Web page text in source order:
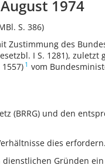
1974
S. 386)
des
I S. 1281),
1 vom
(BRRG) und den
dies erfordern.
Gründen